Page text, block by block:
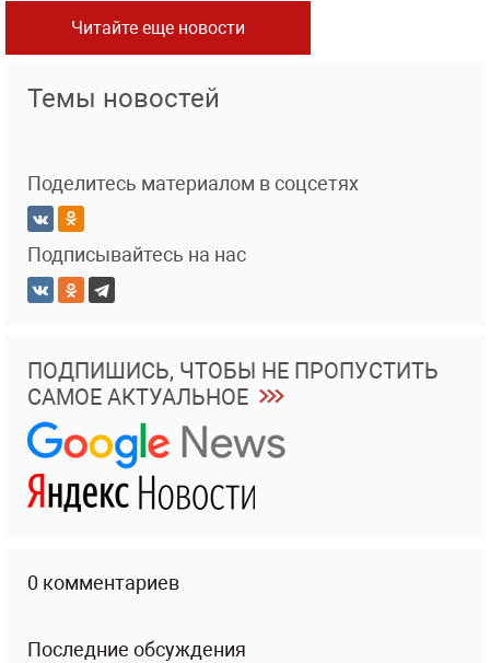
Читайте еще новости
Темы новостей
Поделитесь материалом в соцсетях
Подписывайтесь на нас
ПОДПИШИСЬ, ЧТОБЫ НЕ ПРОПУСТИТЬ
САМОЕ АКТУАЛЬНОЕ
0 комментариев
Последние обсуждения